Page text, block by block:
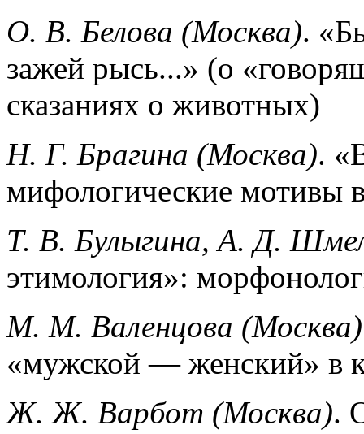
О. В. Белова (Москва).
зажей рысь...» (о
сказаниях о животных)
Н. Г. Брагина (Москва).
мифологические мотивы
Т. В. Булыгина, А. Д.
этимология»:
М. М. Валенцова (Москва)
«мужской — женский» в
Ж. Ж. Варбот (Москва).